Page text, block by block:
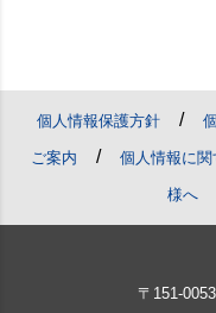
個人情報保護方針/
ご案内 / 個人情報に
様へ
〒151-